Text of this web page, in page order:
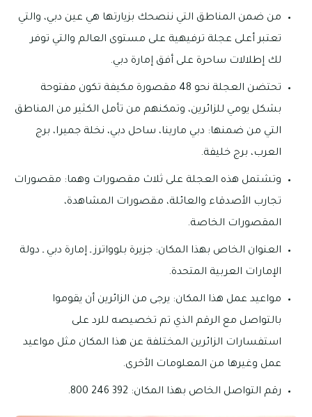
من ضمن المناطق التي ننصحك بزيارتها هي عين دبي، والتي
تعتبر أعلى عجلة ترفيهية على مستوى العالم والتي توفر
لك إطلالات ساحرة على أفق إمارة دبي.
تحتضن العجلة نحو 48 مقصورة مكيفة تكون مفتوحة
بشكل يومي للزائرين، وتمكنهم من تأمل الكثير من المناطق
التي من ضمنها: دبي مارينا، ساحل دبي، نخلة جميرا، برج
العرب، برج خليفة.
وتشتمل هذه العجلة على ثلاث مقصورات وهما: مقصورات
تجارب الأصدقاء والعائلة، مقصورات المشاهدة،
المقصورات الخاصة.
العنوان الخاص بهذا المكان: جزيرة بلوواترز ـ إمارة دبي ـ دولة
الإمارات العربية المتحدة.
مواعيد عمل هذا المكان: يرجى من الزائرين أن يقوموا
بالتواصل مع الرقم الذي تم تخصيصه للرد على
استفسارات الزائرين المختلفة عن هذا المكان مثل مواعيد
عمل وغيرها من المعلومات الأخرى.
رقم التواصل الخاص بهذا المكان: 392 246 800.